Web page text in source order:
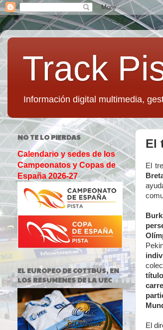
Track
Información digital multimedia,
El
El
El
NO TE LO PIERDAS
Calendario y sedes de los
Campeonatos y Copas de
España 2026-27
EL EUROPEO DE COTTBUS, EN
LOS RESUMENES DE LA UEC